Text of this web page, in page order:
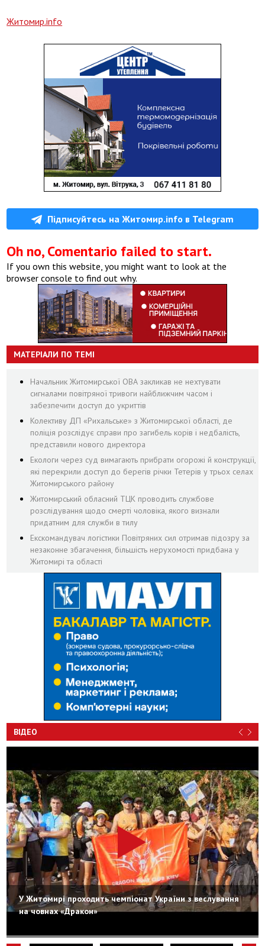
Житомир.info
Підписуйтесь на Житомир.info в Telegram
Oh no, Comentario failed to start.
If you own this website, you might want to look at the
browser console to find out why.
МАТЕРІАЛИ ПО ТЕМІ
Начальник Житомирської ОВА закликав не нехтувати
сигналами повітряної тривоги найближчим часом і
забезпечити доступ до укриттів
Колективу ДП «Рихальське» з Житомирської області, де
поліція розслідує справи про загибель корів і недбалість,
представили нового директора
Екологи через суд вимагають прибрати огорожі й конструкції,
які перекрили доступ до берегів річки Тетерів у трьох селах
Житомирського району
Житомирський обласний ТЦК проводить службове
розслідування щодо смерті чоловіка, якого визнали
придатним для служби в тилу
Екскомандувач логістики Повітряних сил отримав підозру за
незаконне збагачення, більшість нерухомості придбана у
Житомирі та області
ВІДЕО
У Житомирі проходить чемпіонат України з веслування
на човнах «Дракон»